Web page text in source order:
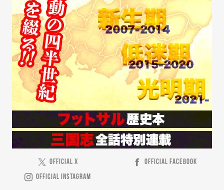
OFFICIAL X
OFFICIAL FACEBOOK
OFFICIAL INSTAGRAM